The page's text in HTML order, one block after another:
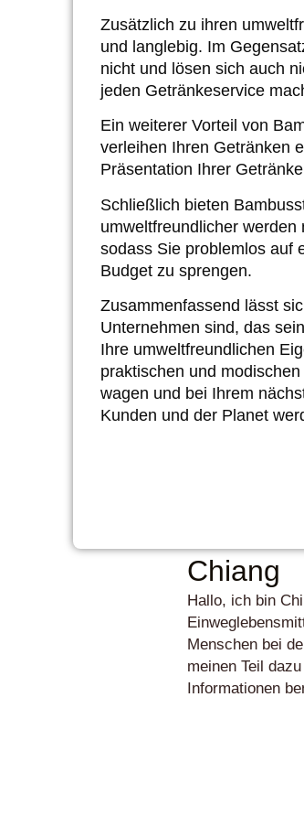
Zusätzlich zu ihren
und langlebig. Im
nicht und lösen sich auch
jeden Getränkeservice
Ein weiterer Vorteil von
verleihen Ihren Getränken
Präsentation Ihrer
Schließlich bieten
umweltfreundlicher
sodass Sie problemlos auf
Budget zu sprengen.
Zusammenfassend lässt
Unternehmen sind, das
Ihre umweltfreundlichen
praktischen und
wagen und bei Ihrem
Kunden und der Planet
Chiang
Hallo, ich bin
Menschen bei
meinen Teil
Informationen